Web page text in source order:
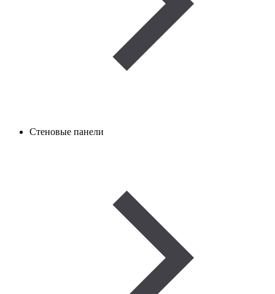
Стеновые панели